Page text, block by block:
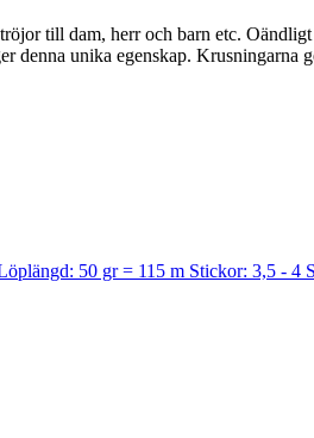
till dam, herr och barn etc.
denna unika egenskap. Krusningarna
50 gr = 115 m Stickor: 3,5 - 4